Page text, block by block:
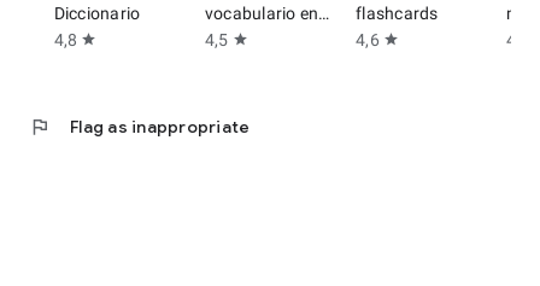
Diccionario
4,8 star
vocabulario en
Inglés
4,5 star
flashcards
4,6 star
min
4,6
flag Flag as inappropriate